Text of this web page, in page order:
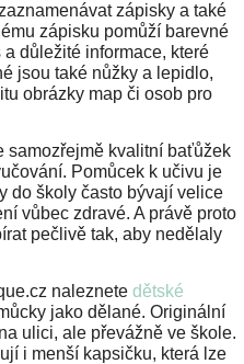
zápisky a také
zápisku pomůží barevné
důležité informace, které
jsou také nůžky a lepidlo,
obrázky map či osob pro
samozřejmě kvalitní baťůžek
Pomůcek k učivu je
do školy často bývají velice
vůbec zdravé. A právě proto
pečlivě tak, aby nedělaly
naleznete dětské
jako dělané. Originální
ulici, ale převážně ve škole.
i menší kapsičku, která lze